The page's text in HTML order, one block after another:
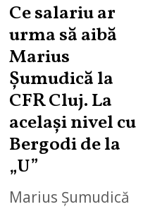
Ce salariu ar
urma să aibă
Marius
Șumudică la
CFR Cluj. La
același nivel cu
Bergodi de la
„U”
Marius Șumudică